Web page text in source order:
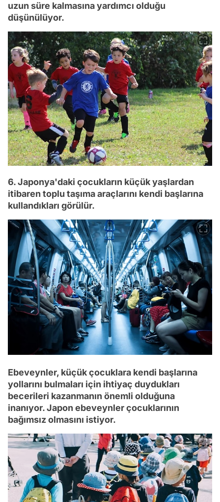
uzun süre kalmasına yardımcı olduğu
düşünülüyor.
6. Japonya'daki çocukların küçük yaşlardan
itibaren toplu taşıma araçlarını kendi başlarına
kullandıkları görülür.
Ebeveynler, küçük çocuklara kendi başlarına
yollarını bulmaları için ihtiyaç duydukları
becerileri kazanmanın önemli olduğuna
inanıyor. Japon ebeveynler çocuklarının
bağımsız olmasını istiyor.